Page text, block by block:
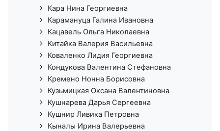
Кара Нина Георгиевна
Карамануца Галина Ивановна
Кацавель Ольга Николаевна
Китайка Валерия Васильевна
Коваленко Лидия Георгиевна
Кондукова Валентина Стефановна
Кремено Нонна Борисовна
Кузьмицкая Оксана Валентиновна
Кушнарева Дарья Сергеевна
Кушнир Ливика Петровна
Кыналы Ирина Валерьевна